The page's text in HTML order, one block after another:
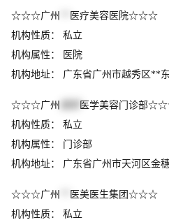
☆☆☆广州
医疗美容医院☆☆☆
机构性质： 私立
机构属性： 医院
机构地址： 广东省广州市越秀区**
☆☆☆广州
医学美容门诊部
机构性质： 私立
机构属性： 门诊部
机构地址： 广东省广州市天河区金
☆☆☆广州
医美医生集团☆☆☆
机构性质： 私立